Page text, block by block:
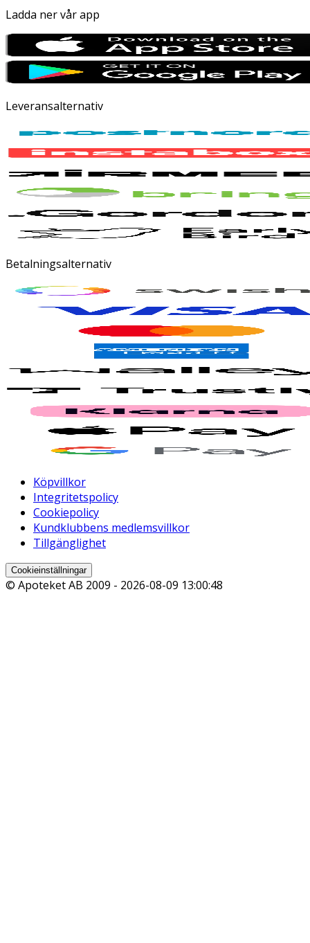
Ladda ner vår app
Leveransalternativ
Betalningsalternativ
Köpvillkor
Integritetspolicy
Cookiepolicy
Kundklubbens medlemsvillkor
Tillgänglighet
Cookieinställningar
© Apoteket AB 2009 - 2026-08-09 13:00:48